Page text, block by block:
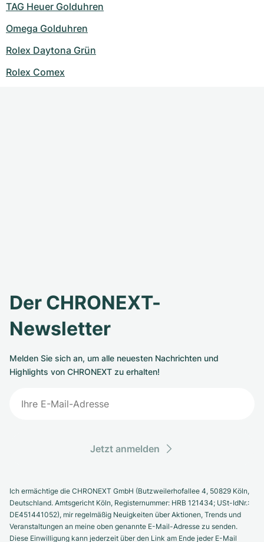
TAG Heuer Golduhren
Omega Golduhren
Rolex Daytona Grün
Rolex Comex
Der CHRONEXT-
Newsletter
Melden Sie sich an, um alle neuesten Nachrichten und
Highlights von CHRONEXT zu erhalten!
Jetzt anmelden
Ich ermächtige die CHRONEXT GmbH (Butzweilerhofallee 4, 50829 Köln,
Deutschland. Amtsgericht Köln, Registernummer: HRB 121434; USt-IdNr.:
DE451441052), mir regelmäßig Neuigkeiten über Aktionen, Trends und
Veranstaltungen an meine oben genannte E-Mail-Adresse zu senden.
Diese Einwilligung kann jederzeit über den Link am Ende jeder E-Mail